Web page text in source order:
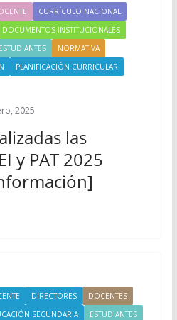
CURRÍCULO NACIONAL
DOCUMENTOS INSTITUCIONALES
ESTUDIANTES
NORMATIVA
PLANIFICACIÓN CURRICULAR
2025
las
y PAT 2025
DIRECTORES
DOCENTES
SECUNDARIA
ESTUDIANTES